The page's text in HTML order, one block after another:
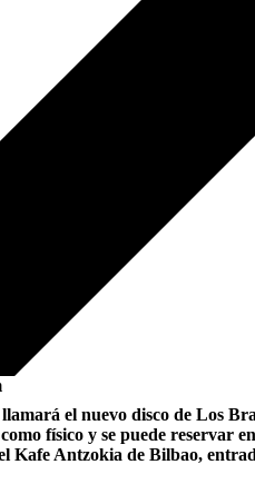
el nuevo disco de Los
físico y se puede reservar en
Kafe Antzokia de Bilbao,